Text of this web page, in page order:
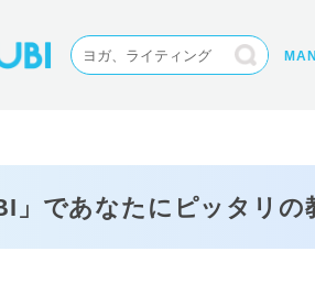
」であなたにピッタリの